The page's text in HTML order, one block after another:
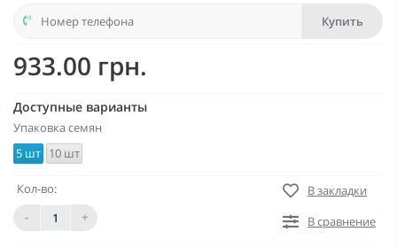
Купить
933.00 грн.
Доступные варианты
Упаковка семян
5 шт 10 шт
Кол-во:
-
+
В закладки
В сравнение